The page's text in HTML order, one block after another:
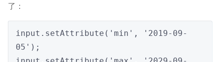
了：
input.setAttribute('min', '2019-09-
05');